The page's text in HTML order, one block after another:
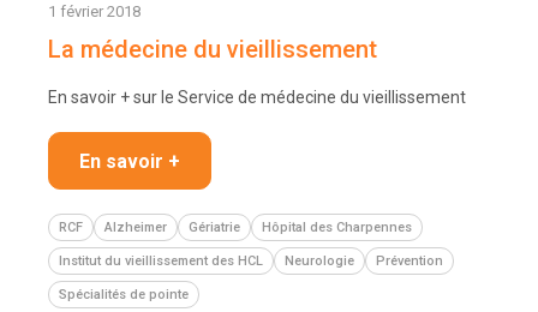
1 février 2018
La médecine du vieillissement
En savoir + sur le Service de médecine du vieillissement
En savoir +
RCF Alzheimer Gériatrie Hôpital des Charpennes
Institut du vieillissement des HCL Neurologie Prévention
Spécialités de pointe